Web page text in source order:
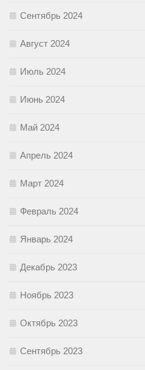
Сентябрь 2024
Август 2024
Июль 2024
Июнь 2024
Май 2024
Апрель 2024
Март 2024
Февраль 2024
Январь 2024
Декабрь 2023
Ноябрь 2023
Октябрь 2023
Сентябрь 2023